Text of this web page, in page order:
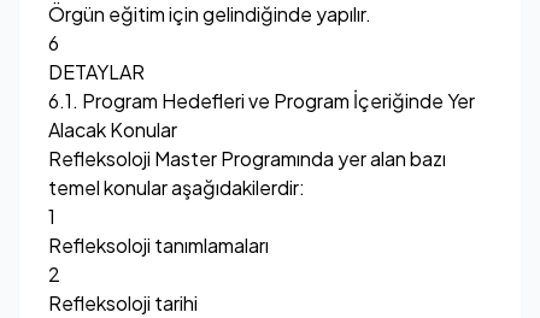
Örgün eğitim için gelindiğinde yapılır.
6
DETAYLAR
6.1. Program Hedefleri ve Program İçeriğinde Yer
Alacak Konular
Refleksoloji Master Programında yer alan bazı
temel konular aşağıdakilerdir:
1
Refleksoloji tanımlamaları
2
Refleksoloji tarihi